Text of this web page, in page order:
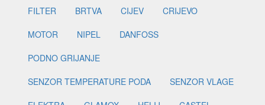
FILTER
BRTVA CIJEV
CRIJEVO
MOTOR
NIPEL
DANFOSS
PODNO GRIJANJE
SENZOR TEMPERATURE PODA
SENZOR VLAGE